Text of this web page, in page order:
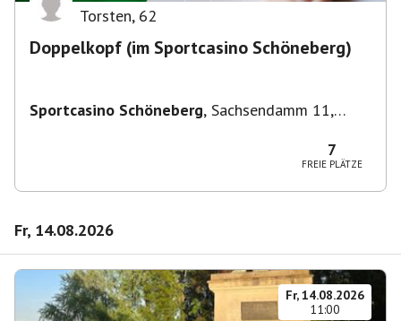
Torsten, 62
Doppelkopf (im Sportcasino Schöneberg)
Sportcasino Schöneberg, Sachsendamm 11,
7
FREIE PLÄTZE
Fr, 14.08.2026
Fr, 14.08.2026
11:00